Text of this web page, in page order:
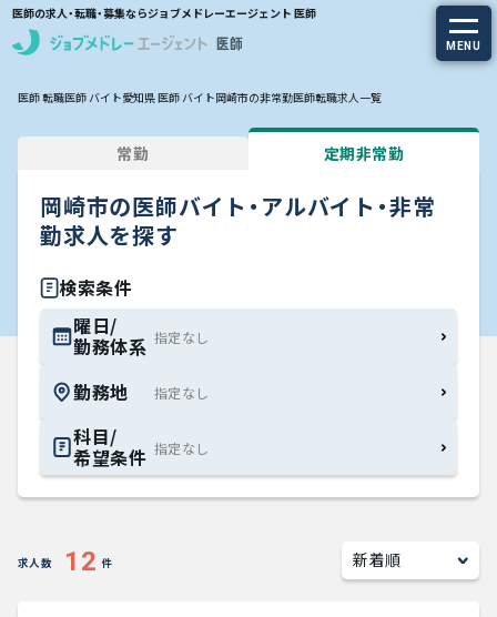
医師の求人・転職・募集ならジョブメドレーエージェント 医師
MENU
求人を探す
常勤の求人
定期非常勤の求人
特集から探す
エージェントサービス
エージェントサービスTOP
サービスの流れ
医師 転職医師 バイト愛知県 医師 バイト岡崎市の非常勤医師転職求人一覧
常勤 定期非常勤
岡崎市の医師バイト・アルバイト・非常
勤求人を探す
検索条件
曜日/
勤務体系
勤務地
科目/
希望条件
求人数 12 件